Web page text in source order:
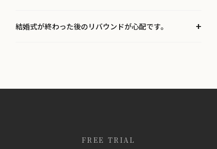
結婚式が終わった後のリバウンドが心配です。
FREE TRIAL